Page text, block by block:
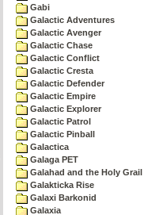
Gabi
Galactic Adventures
Galactic Avenger
Galactic Chase
Galactic Conflict
Galactic Cresta
Galactic Defender
Galactic Empire
Galactic Explorer
Galactic Patrol
Galactic Pinball
Galactica
Galaga PET
Galahad and the Holy Grail
Galakticka Rise
Galaxi Barkonid
Galaxia